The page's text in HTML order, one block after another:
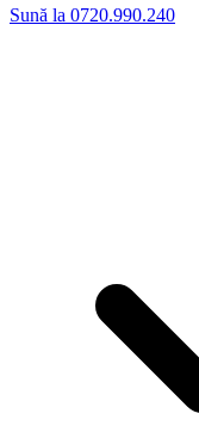
Sună la 0720.990.240